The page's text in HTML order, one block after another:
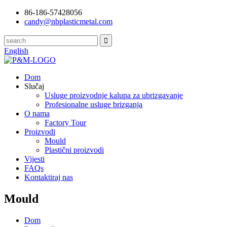
86-186-57428056
candy@nbplasticmetal.com
English
Dom
Slučaj
Usluge proizvodnje kalupa za ubrizgavanje
Profesionalne usluge brizganja
O nama
Factory Tour
Proizvodi
Mould
Plastični proizvodi
Vijesti
FAQs
Kontaktiraj nas
Mould
Dom